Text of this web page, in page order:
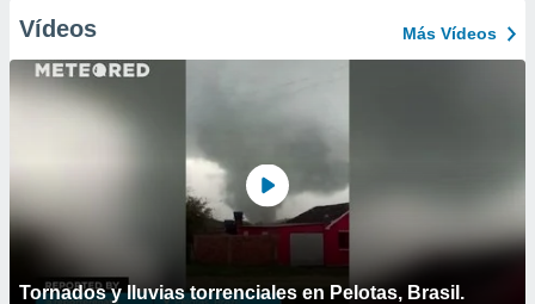
Vídeos Más Vídeos
Tornados y lluvias torrenciales en Pelotas, Brasil.